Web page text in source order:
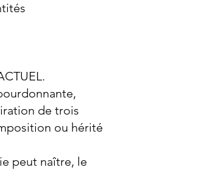
de trois
ou hérité
peut naître, le